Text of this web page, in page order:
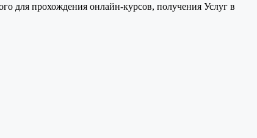
для прохождения онлайн-курсов, получения Услуг в